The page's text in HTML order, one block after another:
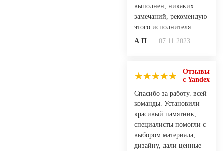
выполнен, никаких
замечаний, рекомендую
этого исполнителя
А П
07.11.2023
Отзывы
с Yandex
Спасибо за работу. всей
команды. Установили
красивый памятник,
специалисты помогли с
выбором материала,
дизайну, дали ценные